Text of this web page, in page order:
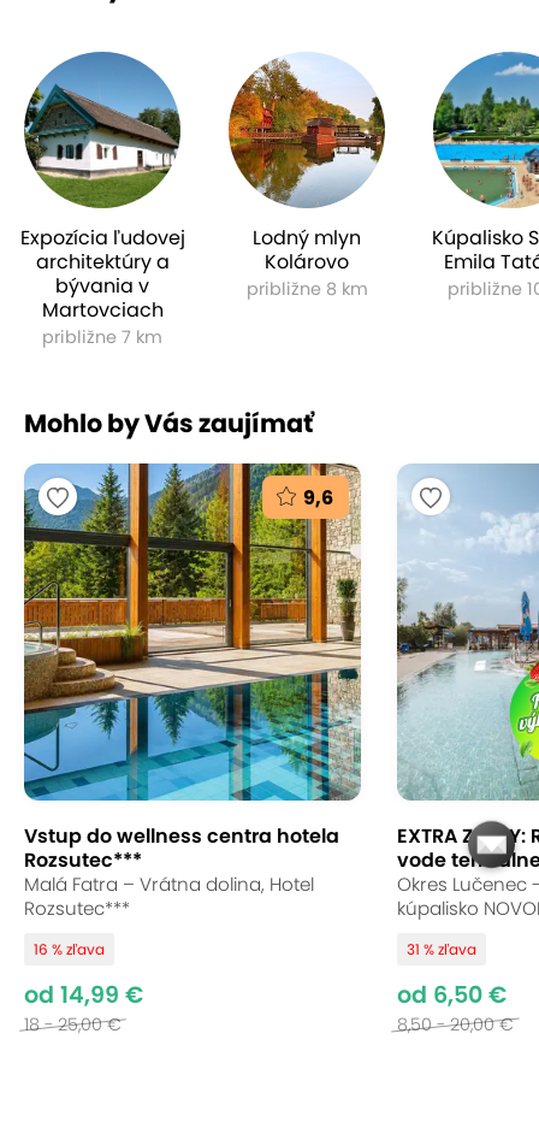
Expozícia ľudovej
architektúry a
bývania v
Martovciach
približne 7 km
Lodný mlyn
Kolárovo
približne 8 km
Kúpalisko
Emila
približne
Mohlo by Vás zaujímať
9,6
Vstup do wellness centra hotela
Rozsutec***
Malá Fatra – Vrátna dolina, Hotel
Rozsutec***
16 % zľava
od 14,99 €
18 - 25,00 €
EXTRA
vode
Okres Lučenec
kúpalisko
31 % zľava
od 6,50 €
8,50 - 20,00 €